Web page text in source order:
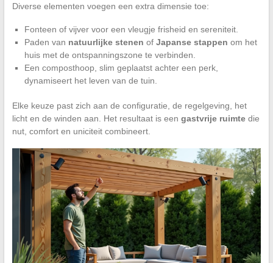
Diverse elementen voegen een extra dimensie toe:
Fonteen of vijver voor een vleugje frisheid en sereniteit.
Paden van natuurlijke stenen of Japanse stappen om het
huis met de ontspanningszone te verbinden.
Een composthoop, slim geplaatst achter een perk,
dynamiseert het leven van de tuin.
Elke keuze past zich aan de configuratie, de regelgeving, het
licht en de winden aan. Het resultaat is een gastvrije ruimtedie
nut, comfort en uniciteit combineert.